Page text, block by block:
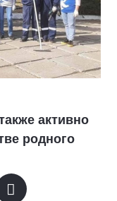
активно
родного